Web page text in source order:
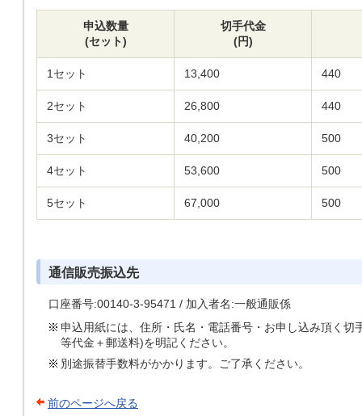
申込数量
(セット)
切手代金
(円)
1セット 13,400 440
2セット 26,800 440
3セット 40,200 500
4セット 53,600 500
5セット 67,000 500
通信販売振込先
口座番号:00140-3-95471 / 加入者名:一般通販係
申込用紙には、住所・氏名・電話番号・お申し込み頂く
等代金＋郵送料)を明記ください。
別途振替手数料がかかります。ご了承ください。
前のページへ戻る